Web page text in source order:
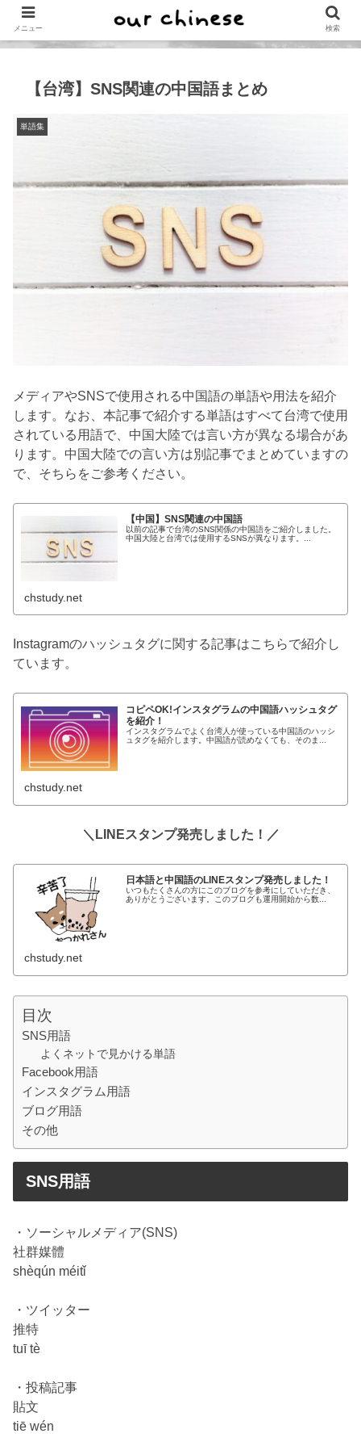
【台湾】SNS関連の中国語まとめ
単語集
メディアやSNSで使用される中国語の単語や用法を紹介
します。なお、本記事で紹介する単語はすべて台湾で使用
されている用語で、中国大陸では言い方が異なる場合があ
ります。中国大陸での言い方は別記事でまとめていますの
で、そちらをご参考ください。
【中国】SNS関連の中国語
以前の記事で台湾のSNS関係の中国語をご紹介しました。
中国大陸と台湾では使用するSNSが異なります。...
chstudy.net
Instagramのハッシュタグに関する記事はこちらで紹介し
ています。
コピペOK!インスタグラムの中国語ハッシュタグ
を紹介！
インスタグラムでよく台湾人が使っている中国語のハッシ
ュタグを紹介します。中国語が読めなくても、そのま...
chstudy.net
＼LINEスタンプ発売しました！ ／
日本語と中国語のLINEスタンプ発売しました！
いつもたくさんの方にこのブログを参考にしていただき、
ありがとうございます。このブログも運用開始から数...
chstudy.net
目次
SNS用語
よくネットで見かける単語
Facebook用語
インスタグラム用語
ブログ用語
その他
SNS用語
・ソーシャルメディア(SNS)
社群媒體
shèqún méitǐ
・ツイッター
推特
tuī tè
・投稿記事
貼文
tiē wén
メニュー 検索